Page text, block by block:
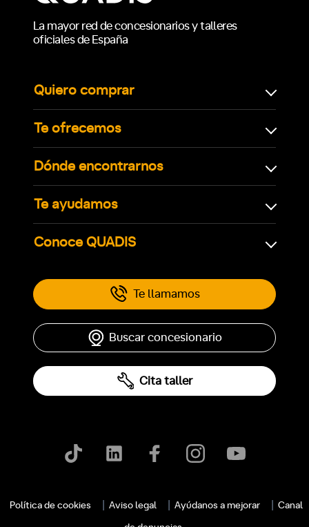
La mayor red de concesionarios y talleres
oficiales de España
Quiero comprar
Te ofrecemos
Dónde encontrarnos
Te ayudamos
Conoce QUADIS
Te llamamos
Buscar concesionario
Cita taller
Política de cookies Aviso legal Ayúdanos a mejorar Canal